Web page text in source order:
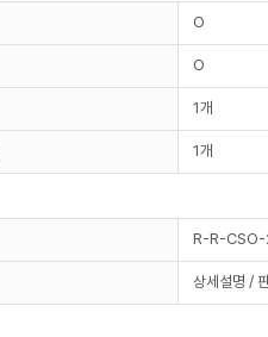
O
O
1개
1개
R-R-
상세설명 /